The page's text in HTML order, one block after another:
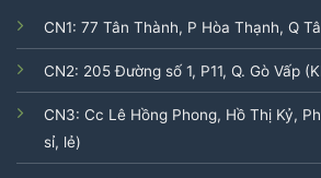
CN1: 77 Tân Thành, P Hòa Thạnh, Q
CN2: 205 Đường số 1, P11, Q. Gò Vấp
CN3: Cc Lê Hồng Phong, Hồ Thị Kỷ,
sỉ, lẻ)